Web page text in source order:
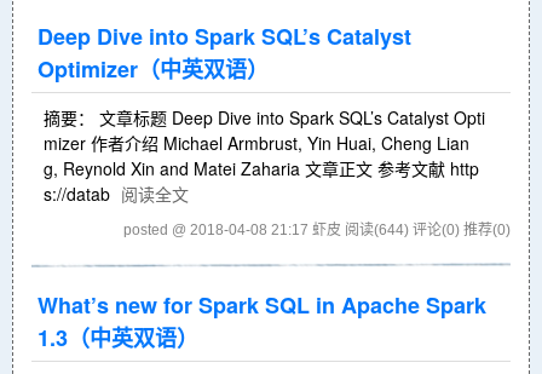
Deep Dive into Spark SQL’s Catalyst
Optimizer（中英双语）
摘要： 文章标题 Deep Dive into Spark SQL’s Catalyst Opti
mizer 作者介绍 Michael Armbrust, Yin Huai, Cheng Lian
g, Reynold Xin and Matei Zaharia 文章正文 参考文献 http
s://datab 阅读全文
posted @ 2018-04-08 21:17 虾皮 阅读(644) 评论(0) 推荐(0)
What’s new for Spark SQL in Apache Spark
1.3（中英双语）